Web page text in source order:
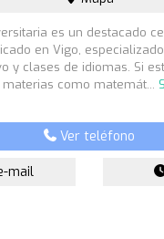
es un destacado
en Vigo,
y clases de idiomas. Si
como matemát...
Ver teléfono
mail